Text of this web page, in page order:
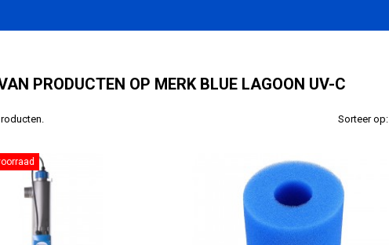
PRODUCTEN OP MERK BLUE LAGOON UV-C
Sorteer op: